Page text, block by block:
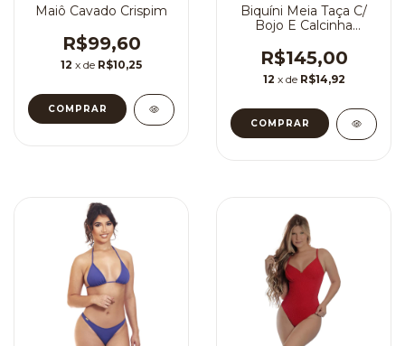
Maiô Cavado Crispim
R$99,60
12 x de R$10,25
COMPRAR
Biquíni Meia Taça C/
Bojo E Calcinha
R$145,00
12 x de R$14,92
COMPRAR